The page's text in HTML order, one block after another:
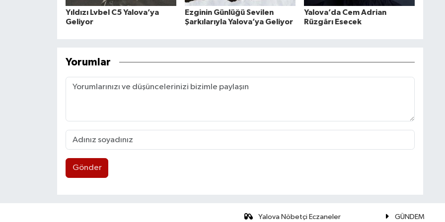
Yıldızı Lvbel C5 Yalova’ya
Geliyor
Ezginin Günlüğü Sevilen
Şarkılarıyla Yalova’ya Geliyor
Yalova’da Cem Adrian
Rüzgârı Esecek
Yorumlar
Gönder
Yalova Nöbetçi Eczaneler GÜNDEM